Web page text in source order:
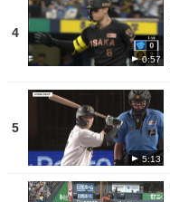
4
0:57
5
5:13